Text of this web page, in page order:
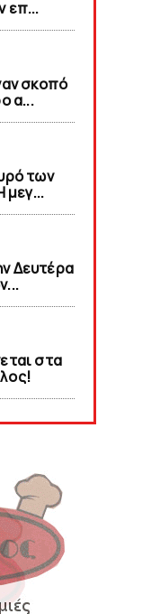
επ...
σκοπό
α...
των
μεγ...
Δευτέρα
στα